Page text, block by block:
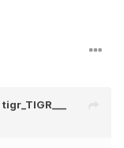
tigr_TIGR___